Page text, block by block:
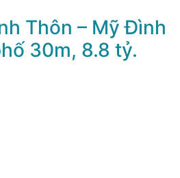
Thôn – Mỹ Đình
30m, 8.8 tỷ.